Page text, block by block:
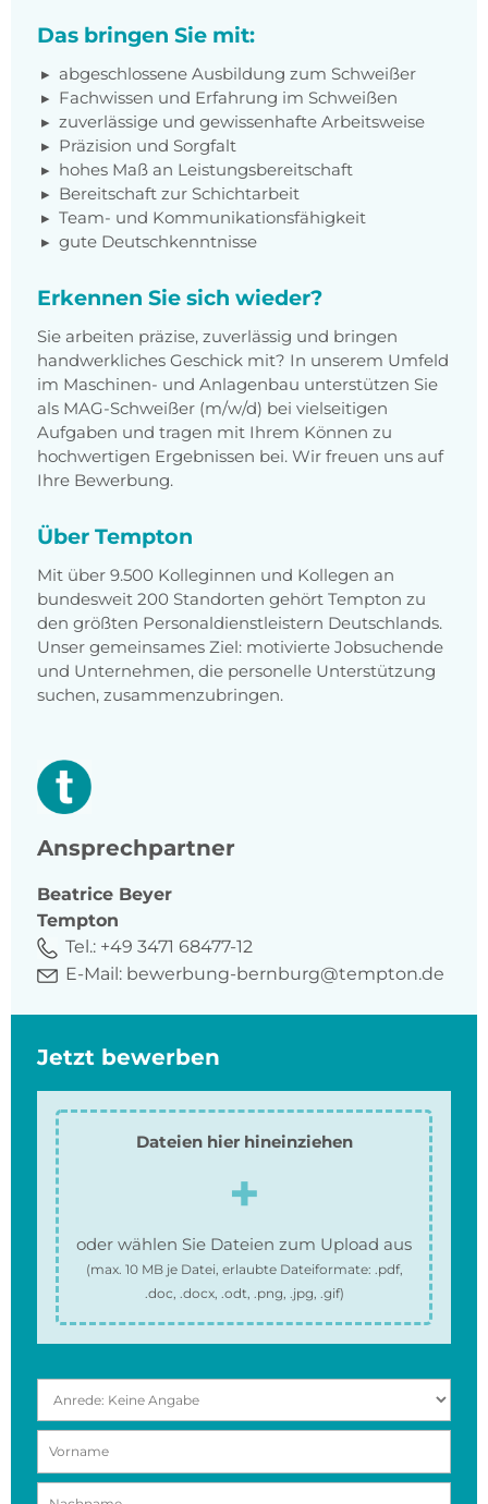
Das bringen Sie mit:
abgeschlossene Ausbildung zum Schweißer
Fachwissen und Erfahrung im Schweißen
zuverlässige und gewissenhafte Arbeitsweise
Präzision und Sorgfalt
hohes Maß an Leistungsbereitschaft
Bereitschaft zur Schichtarbeit
Team- und Kommunikationsfähigkeit
gute Deutschkenntnisse
Erkennen Sie sich wieder?
Sie arbeiten präzise, zuverlässig und bringen
handwerkliches Geschick mit? In unserem Umfeld
im Maschinen- und Anlagenbau unterstützen Sie
als MAG-Schweißer (m/w/d) bei vielseitigen
Aufgaben und tragen mit Ihrem Können zu
hochwertigen Ergebnissen bei. Wir freuen uns auf
Ihre Bewerbung.
Über Tempton
Mit über 9.500 Kolleginnen und Kollegen an
bundesweit 200 Standorten gehört Tempton zu
den größten Personaldienstleistern Deutschlands.
Unser gemeinsames Ziel: motivierte Jobsuchende
und Unternehmen, die personelle Unterstützung
suchen, zusammenzubringen.
Ansprechpartner
Beatrice Beyer
Tempton
Tel.: +49 3471 68477-12
E-Mail: bewerbung-bernburg@tempton.de
Jetzt bewerben
Dateien hier hineinziehen
oder wählen Sie Dateien zum Upload aus
(max. 10 MBje Datei, erlaubte Dateiformate: .pdf,
.doc, .docx, .odt, .png, .jpg, .gif)